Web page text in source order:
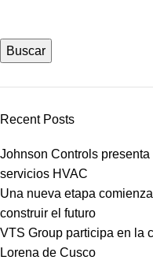
Buscar
Recent Posts
Johnson Controls
servicios HVAC
Una nueva etapa
construir el futuro
VTS Group participa en la
Lorena de Cusco